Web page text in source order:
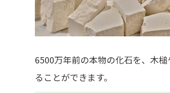
6500万年前の本物の化石を、木
ることができます。